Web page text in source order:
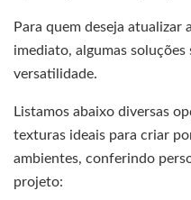
Para quem deseja atualizar a
imediato, algumas soluções
versatilidade.
Listamos abaixo diversas
texturas ideais para criar
ambientes, conferindo
projeto: